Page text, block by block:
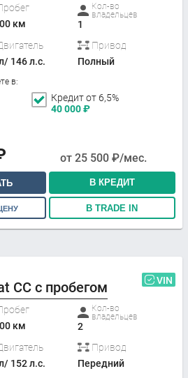
км
Кол-во
владельцев
1
146 л.с.
Привод
Полный
в:
Кредит от 6,5%
40 000₽
от 25 500 ₽/мес.
В КРЕДИТ
В TRADE IN
CC с пробегом VIN
км
Кол-во
владельцев
2
152 л.с.
Привод
Передний